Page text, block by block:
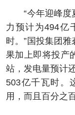
“今年迎峰度
力预计为494亿
时。”国投集团
果加上即将投产
站，发电量预计
503亿千瓦时。
用，而且百分之